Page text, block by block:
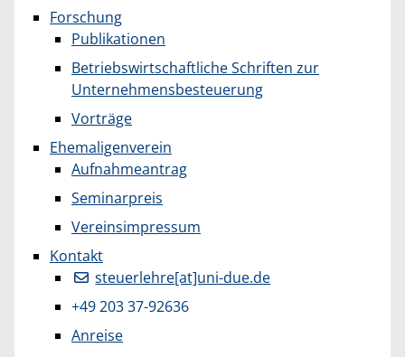
Forschung
Publikationen
Betriebswirtschaftliche Schriften zur
Unternehmensbesteuerung
Vorträge
Ehemaligenverein
Aufnahmeantrag
Seminarpreis
Vereinsimpressum
Kontakt
steuerlehre[at]uni-due.de
+49 203 37-92636
Anreise